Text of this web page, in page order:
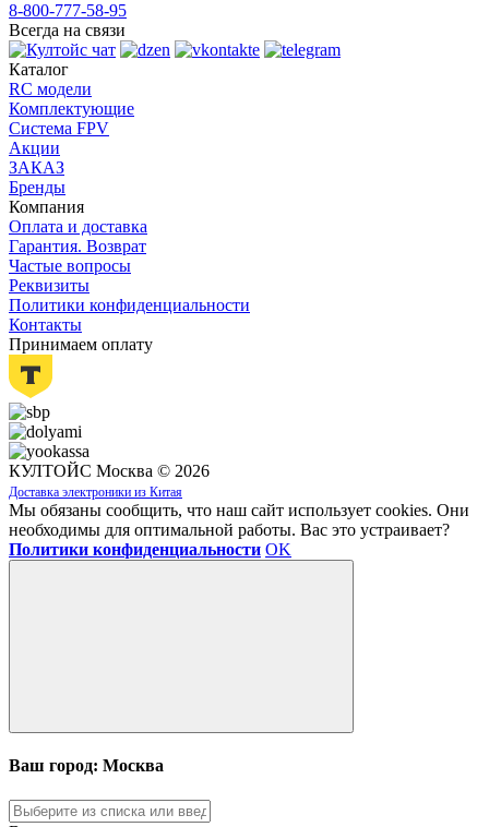
8-800-777-58-95
Всегда на связи
Каталог
RC модели
Комплектующие
Система FPV
Акции
ЗАКАЗ
Бренды
Компания
Оплата и доставка
Гарантия. Возврат
Частые вопросы
Реквизиты
Политики конфиденциальности
Контакты
Принимаем оплату
КУЛТОЙС Москва © 2026
Доставка электроники из Китая
Мы обязаны сообщить, что наш сайт использует cookies. Они
необходимы для оптимальной работы. Вас это устраивает?
Политики конфиденциальности OK
Ваш город: Москва